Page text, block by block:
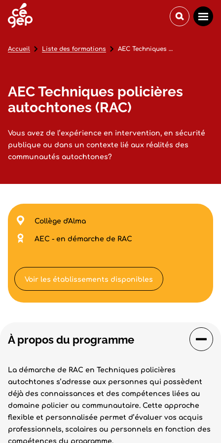
AEC Techniques policières
autochtones (RAC)
Vous avez de l’expérience en intervention, en sécurité
publique ou dans un contexte lié aux réalités des
communautés autochtones?
Accueil Liste des formations AEC Techniques policières autochtones (RAC)
À propos du programme
La démarche de RAC en Techniques policières
autochtones s’adresse aux personnes qui possèdent
déjà des connaissances et des compétences liées au
domaine policier ou communautaire. Cette approche
flexible et personnalisée permet d’évaluer vos acquis
professionnels, scolaires ou personnels en fonction des
compétences du programme.
Collège d'Alma
AEC - en démarche de RAC
Voir les établissements disponibles